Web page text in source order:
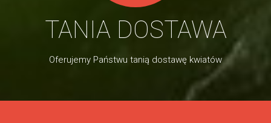
TANIA DOSTAWA
Oferujemy Państwu tanią dostawę kwiatów